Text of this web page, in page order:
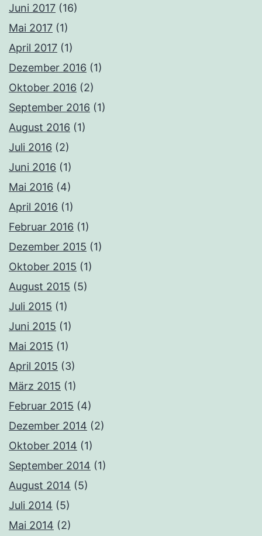
Juni 2017 (16)
Mai 2017 (1)
April 2017 (1)
Dezember 2016 (1)
Oktober 2016 (2)
September 2016 (1)
August 2016 (1)
Juli 2016 (2)
Juni 2016 (1)
Mai 2016 (4)
April 2016 (1)
Februar 2016 (1)
Dezember 2015 (1)
Oktober 2015 (1)
August 2015 (5)
Juli 2015 (1)
Juni 2015 (1)
Mai 2015 (1)
April 2015 (3)
März 2015 (1)
Februar 2015 (4)
Dezember 2014 (2)
Oktober 2014 (1)
September 2014 (1)
August 2014 (5)
Juli 2014 (5)
Mai 2014 (2)